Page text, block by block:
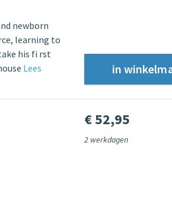
newborn
learning to
his fi rst
Lees
€ 52,95
2 werkdagen